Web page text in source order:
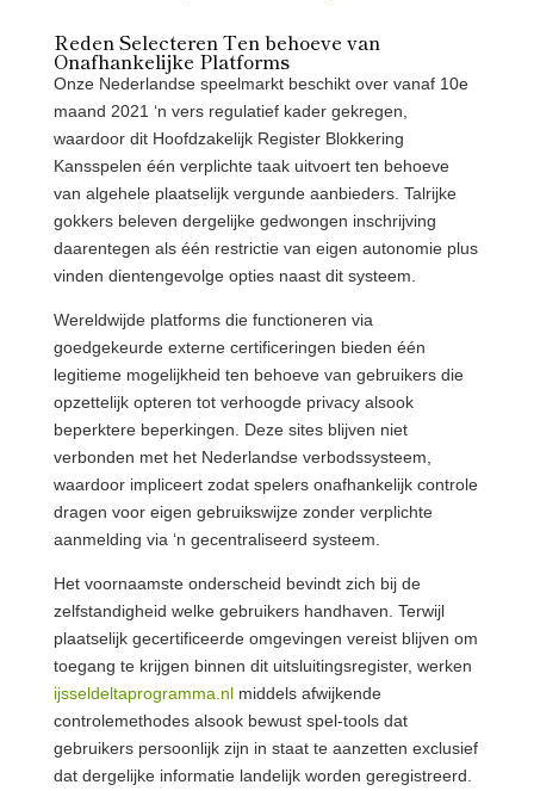
Reden Selecteren Ten behoeve van
Onafhankelijke Platforms
Onze Nederlandse speelmarkt beschikt over vanaf 10e
maand 2021 ‘n vers regulatief kader gekregen,
waardoor dit Hoofdzakelijk Register Blokkering
Kansspelen één verplichte taak uitvoert ten behoeve
van algehele plaatselijk vergunde aanbieders. Talrijke
gokkers beleven dergelijke gedwongen inschrijving
daarentegen als één restrictie van eigen autonomie plus
vinden dientengevolge opties naast dit systeem.
Wereldwijde platforms die functioneren via
goedgekeurde externe certificeringen bieden één
legitieme mogelijkheid ten behoeve van gebruikers die
opzettelijk opteren tot verhoogde privacy alsook
beperktere beperkingen. Deze sites blijven niet
verbonden met het Nederlandse verbodssysteem,
waardoor impliceert zodat spelers onafhankelijk controle
dragen voor eigen gebruikswijze zonder verplichte
aanmelding via ‘n gecentraliseerd systeem.
Het voornaamste onderscheid bevindt zich bij de
zelfstandigheid welke gebruikers handhaven. Terwijl
plaatselijk gecertificeerde omgevingen vereist blijven om
toegang te krijgen binnen dit uitsluitingsregister, werken
ijsseldeltaprogramma.nlmiddels afwijkende
controlemethodes alsook bewust spel-tools dat
gebruikers persoonlijk zijn in staat te aanzetten exclusief
dat dergelijke informatie landelijk worden geregistreerd.